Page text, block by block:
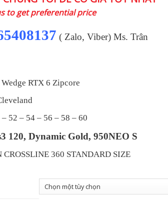
₫.là:
4.025.000 ₫.
to get preferential price
( Zalo, Viber) Ms. Trân
RTX 6 Zipcore
52 – 54 – 56 – 58 – 60
120, Dynamic Gold, 950NEO S
360 STANDARD SIZE